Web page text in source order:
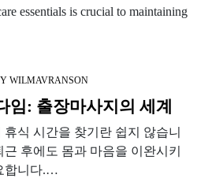
essentials is crucial to maintaining
WILMAVRANSON
임: 출장마사지의 세계
식 시간을 찾기란 쉽지 않습니
후에도 몸과 마음을 이완시키
합니다.…